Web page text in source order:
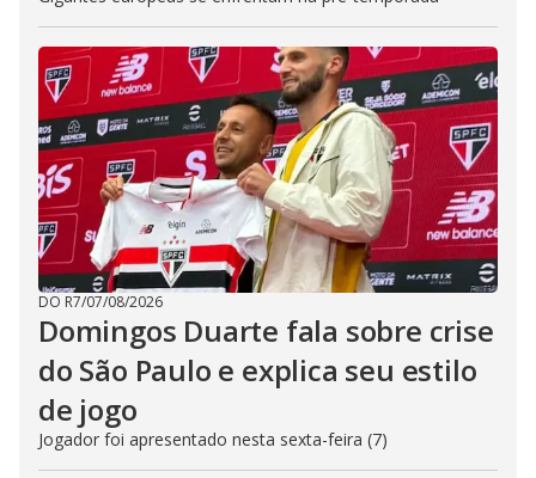
DO R7/07/08/2026
Domingos Duarte fala sobre crise
do São Paulo e explica seu estilo
de jogo
Jogador foi apresentado nesta sexta-feira (7)